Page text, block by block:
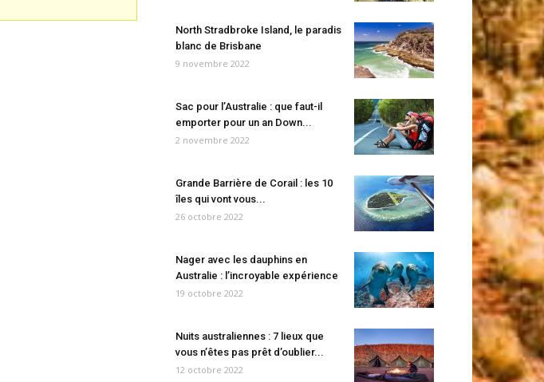
North Stradbroke Island, le paradis
blanc de Brisbane
9 novembre 2022
Sac pour l’Australie : que faut-il
emporter pour un an Down...
2 novembre 2022
Grande Barrière de Corail : les 10
îles qui vont vous...
26 octobre 2022
Nager avec les dauphins en
Australie : l’incroyable expérience
19 octobre 2022
Nuits australiennes : 7 lieux que
vous n’êtes pas prêt d’oublier...
12 octobre 2022